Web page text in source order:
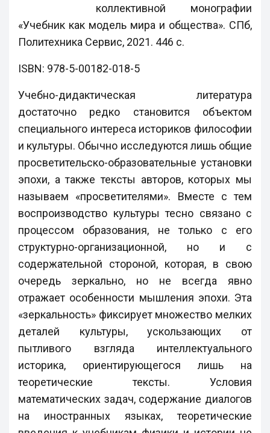
коллективной монографии
«Учебник как модель мира и общества». СПб,
Политехника Сервис, 2021. 446 с.
ISBN: 978-5-00182-018-5
Учебно-дидактическая литература
достаточно редко становится объектом
специального интереса историков философии
и культуры. Обычно исследуются лишь общие
просветительско-образовательные установки
эпохи, а также тексты авторов, которых мы
называем «просветителями». Вместе с тем
воспроизводство культуры тесно связано с
процессом образования, не только с его
структурно-организационной, но и с
содержательной стороной, которая, в свою
очередь зеркально, но не всегда явно
отражает особенности мышления эпохи. Эта
«зеркальность» фиксирует множество мелких
деталей культуры, ускользающих от
пытливого взгляда интеллектуального
историка, ориентирующегося лишь на
теоретические тексты. Условия
математических задач, содержание диалогов
на иностранных языках, теоретические